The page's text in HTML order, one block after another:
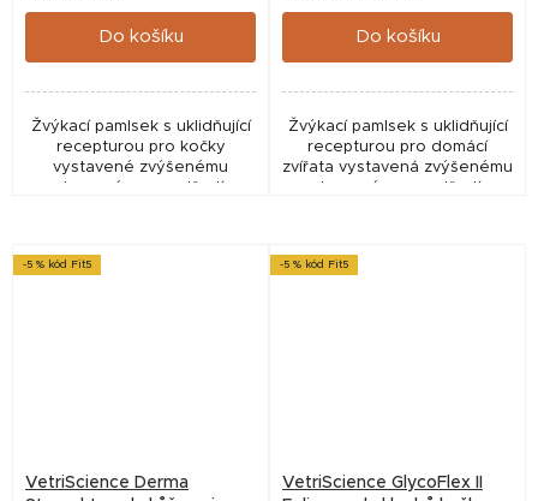
cena:
Do košíku
Žvýkací pamlsek s uklidňující
recepturou pro kočky
vystavené zvýšenému
cena:
Do košíku
Žvýkací pamlsek s uklidňující
recepturou pro domácí
zvířata vystavená zvýšenému
-5 % kód Fit5
VetriScience Derma
-5 % kód Fit5
VetriScience GlycoFlex II